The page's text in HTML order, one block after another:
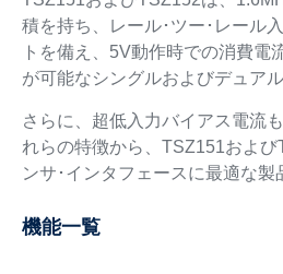
積を持ち、レール･ツー･レール
トを備え、5V動作時での消費電
が可能なシングルおよびデュア
さらに、超低入力バイアス電流
れらの特徴から、TSZ151およ
ンサ･インタフェースに最適な製
機能一覧